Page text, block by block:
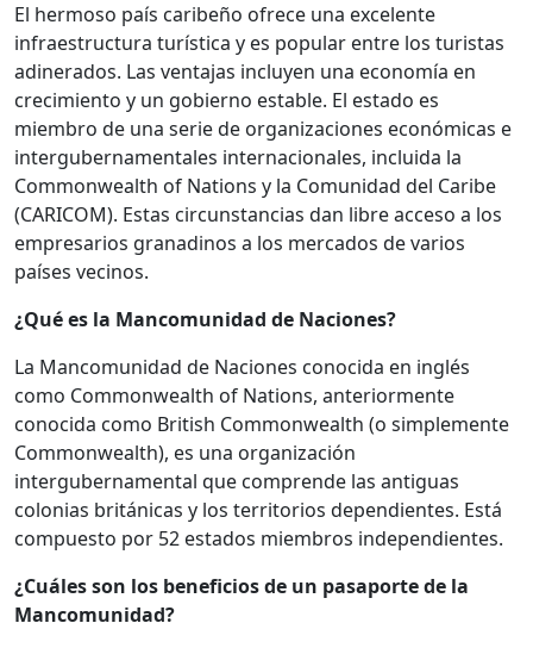
El hermoso país caribeño ofrece una excelente
infraestructura turística y es popular entre los turistas
adinerados. Las ventajas incluyen una economía en
crecimiento y un gobierno estable. El estado es
miembro de una serie de organizaciones económicas e
intergubernamentales internacionales, incluida la
Commonwealth of Nations y la Comunidad del Caribe
(CARICOM). Estas circunstancias dan libre acceso a los
empresarios granadinos a los mercados de varios
países vecinos.
¿Qué es la Mancomunidad de Naciones?
La Mancomunidad de Naciones conocida en inglés
como Commonwealth of Nations, anteriormente
conocida como British Commonwealth (o simplemente
Commonwealth), es una organización
intergubernamental que comprende las antiguas
colonias británicas y los territorios dependientes. Está
compuesto por 52 estados miembros independientes.
¿Cuáles son los beneficios de un pasaporte de la
Mancomunidad?